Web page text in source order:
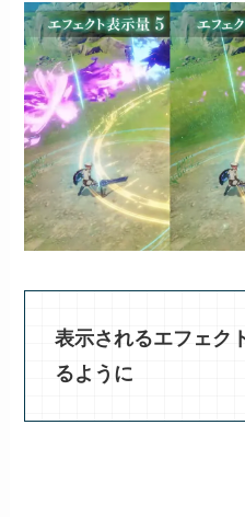
表示されるエフェク
るように